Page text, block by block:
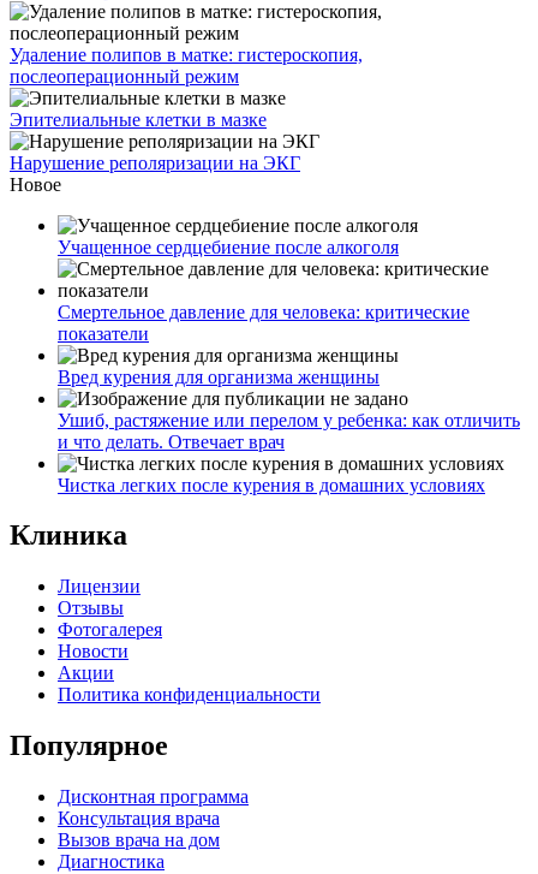
Удаление полипов в матке: гистероскопия,
послеоперационный режим
Эпителиальные клетки в мазке
Нарушение реполяризации на ЭКГ
Новое
Учащенное сердцебиение после алкоголя
Смертельное давление для человека: критические
показатели
Вред курения для организма женщины
Ушиб, растяжение или перелом у ребенка: как отличить
и что делать. Отвечает врач
Чистка легких после курения в домашних условиях
Клиника
Лицензии
Отзывы
Фотогалерея
Новости
Акции
Политика конфиденциальности
Популярное
Дисконтная программа
Консультация врача
Вызов врача на дом
Диагностика